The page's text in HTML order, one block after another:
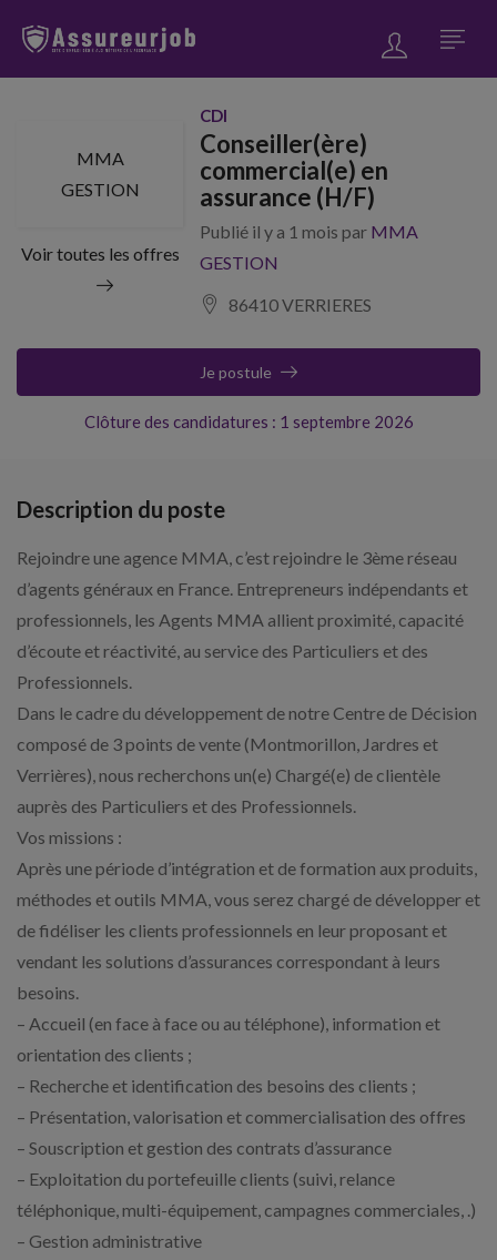
MMA
GESTION
Voir toutes les offres
CDI
Conseiller(ère)
commercial(e) en
assurance (H/F)
Publié il y a 1 mois par MMA
GESTION
86410 VERRIERES
Clôture des candidatures : 1 septembre 2026
Je postule
Description du poste
Rejoindre une agence MMA, c’est rejoindre le 3ème réseau
d’agents généraux en France. Entrepreneurs indépendants et
professionnels, les Agents MMA allient proximité, capacité
d’écoute et réactivité, au service des Particuliers et des
Professionnels.
Dans le cadre du développement de notre Centre de Décision
composé de 3 points de vente (Montmorillon, Jardres et
Verrières), nous recherchons un(e) Chargé(e) de clientèle
auprès des Particuliers et des Professionnels.
Vos missions :
Après une période d’intégration et de formation aux produits,
méthodes et outils MMA, vous serez chargé de développer et
de fidéliser les clients professionnels en leur proposant et
vendant les solutions d’assurances correspondant à leurs
besoins.
– Accueil (en face à face ou au téléphone), information et
orientation des clients ;
– Recherche et identification des besoins des clients ;
– Présentation, valorisation et commercialisation des offres
– Souscription et gestion des contrats d’assurance
– Exploitation du portefeuille clients (suivi, relance
téléphonique, multi-équipement, campagnes commerciales, .)
– Gestion administrative